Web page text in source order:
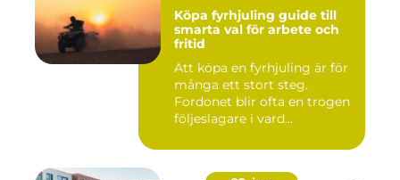
Köpa fyrhjuling guide till
smarta val för arbete och
fritid
Att köpa en fyrhjuling är för
många ett stort steg.
Fordonet blir ofta en trogen
följeslagare i vard...